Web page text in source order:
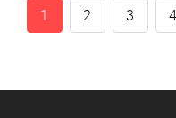
1 2 3 4